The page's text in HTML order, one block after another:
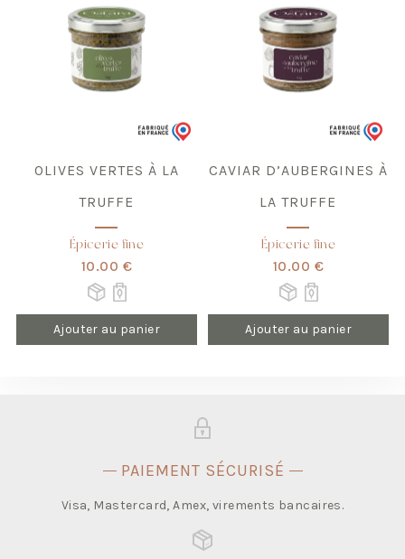
OLIVES VERTES À LA
TRUFFE
Épicerie fine
10.00 €
Ajouter au panier
CAVIAR D’AUBERGINES À
LA TRUFFE
Épicerie fine
10.00 €
Ajouter au panier
PAIEMENT SÉCURISÉ
Visa, Mastercard, Amex, virements bancaires.